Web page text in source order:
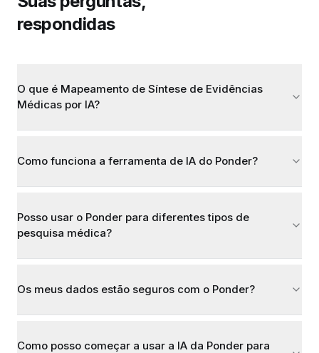
respondidas
O que é Mapeamento de Síntese de Evidências
Médicas por IA?
Como funciona a ferramenta de IA do Ponder?
Posso usar o Ponder para diferentes tipos de
pesquisa médica?
Os meus dados estão seguros com o Ponder?
Como posso começar a usar a IA da Ponder para